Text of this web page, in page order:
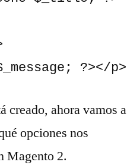
?></p>
creado, ahora vamos a
opciones nos
Magento 2.